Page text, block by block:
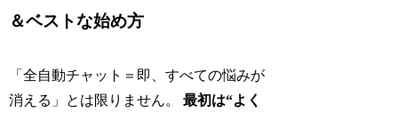
＆ベストな始め方
「全自動チャット＝即、すべての悩みが
消える」とは限りません。最初は“よく